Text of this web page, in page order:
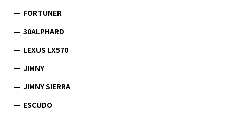
FORTUNER
30ALPHARD
LEXUS LX570
JIMNY
JIMNY SIERRA
ESCUDO